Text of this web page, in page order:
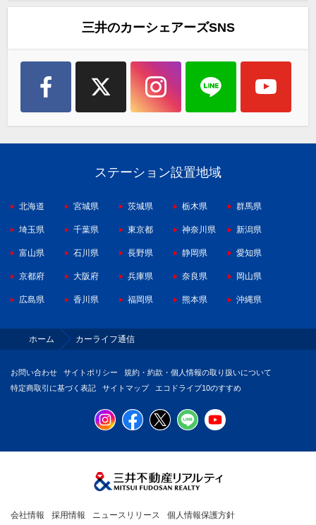
三井のカーシェアーズSNS
ステーション設置地域
北海道 宮城県 茨城県 栃木県 群馬県
埼玉県 千葉県 東京都 神奈川県 新潟県
富山県 石川県 長野県 静岡県 愛知県
京都府 大阪府 兵庫県 奈良県 岡山県
広島県 香川県 福岡県 熊本県 沖縄県
ホーム カーライフ通信
お問い合わせ サイトポリシー
規約・約款・個人情報の取り扱いについて
特定商取引に基づく表記
サイトマップ エコドライブ10のすすめ
会社情報 採用情報 ニュースリリース 個人情報保護方針